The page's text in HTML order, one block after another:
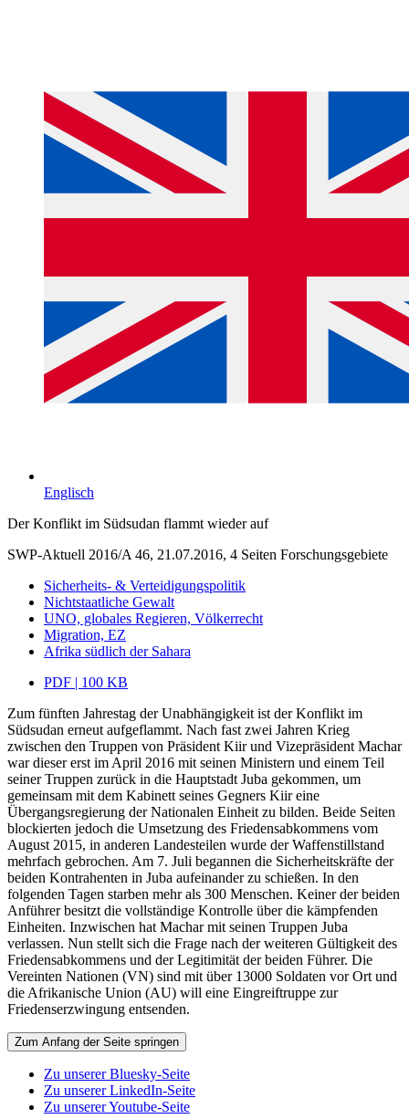
Englisch
Der Konflikt im Südsudan flammt wieder auf
SWP-Aktuell 2016/A 46, 21.07.2016, 4 Seiten Forschungsgebiete
Sicherheits- & Verteidigungspolitik
Nichtstaatliche Gewalt
UNO, globales Regieren, Völkerrecht
Migration, EZ
Afrika südlich der Sahara
PDF | 100 KB
Zum fünften Jahrestag der Unabhängigkeit ist der Konflikt im
Südsudan erneut aufgeflammt. Nach fast zwei Jahren Krieg
zwischen den Truppen von Präsident Kiir und Vizepräsident Machar
war dieser erst im April 2016 mit seinen Ministern und einem Teil
seiner Truppen zurück in die Hauptstadt Juba gekommen, um
gemeinsam mit dem Kabinett seines Gegners Kiir eine
Übergangsregierung der Nationalen Einheit zu bilden. Beide Seiten
blockierten jedoch die Umsetzung des Friedensabkommens vom
August 2015, in anderen Landesteilen wurde der Waffenstillstand
mehrfach gebrochen. Am 7. Juli begannen die Sicherheitskräfte der
beiden Kontrahenten in Juba aufeinander zu schießen. In den
folgenden Tagen starben mehr als 300 Menschen. Keiner der beiden
Anführer besitzt die vollständige Kontrolle über die kämpfenden
Einheiten. Inzwischen hat Machar mit seinen Truppen Juba
verlassen. Nun stellt sich die Frage nach der weiteren Gültigkeit des
Friedensabkommens und der Legitimität der beiden Führer. Die
Vereinten Nationen (VN) sind mit über 13000 Soldaten vor Ort und
die Afrikanische Union (AU) will eine Eingreiftruppe zur
Friedenserzwingung entsenden.
Zum Anfang der Seite springen
Zu unserer Bluesky-Seite
Zu unserer LinkedIn-Seite
Zu unserer Youtube-Seite